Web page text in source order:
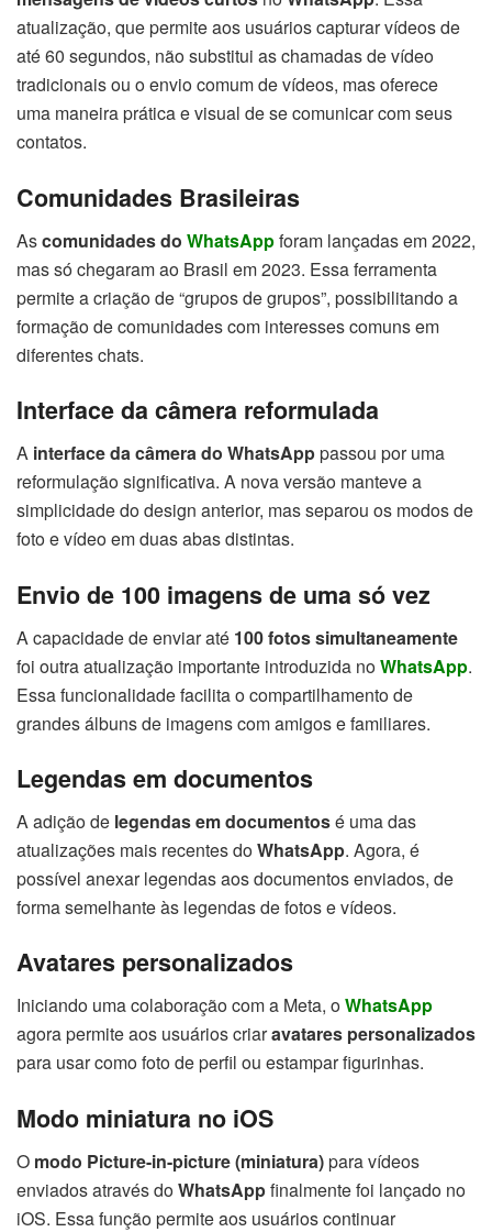
atualização, que permite aos usuários capturar vídeos de
até 60 segundos, não substitui as chamadas de vídeo
tradicionais ou o envio comum de vídeos, mas oferece
uma maneira prática e visual de se comunicar com seus
contatos.
Comunidades Brasileiras
Ascomunidades do WhatsAppforam lançadas em 2022,
mas só chegaram ao Brasil em 2023. Essa ferramenta
permite a criação de “grupos de grupos”, possibilitando a
formação de comunidades com interesses comuns em
diferentes chats.
Interface da câmera reformulada
A interface da câmera do WhatsApppassou por uma
reformulação significativa. A nova versão manteve a
simplicidade do design anterior, mas separou os modos de
foto e vídeo em duas abas distintas.
Envio de 100 imagens de uma só vez
A capacidade de enviar até 100 fotos simultaneamente
foi outra atualização importante introduzida noWhatsApp.
Essa funcionalidade facilita o compartilhamento de
grandes álbuns de imagens com amigos e familiares.
Legendas em documentos
A adição de legendas em documentosé uma das
atualizações mais recentes doWhatsApp. Agora, é
possível anexar legendas aos documentos enviados, de
forma semelhante às legendas de fotos e vídeos.
Avatares personalizados
Iniciando uma colaboração com a Meta, oWhatsApp
agora permite aos usuários criaravatares personalizados
para usar como foto de perfil ou estampar figurinhas.
Modo miniatura no iOS
O modo Picture-in-picture (miniatura)para vídeos
enviados através doWhatsAppfinalmente foi lançado no
iOS. Essa função permite aos usuários continuar